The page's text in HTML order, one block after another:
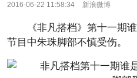
2016-06-22 11:58:34 新浪微博
《非凡搭档》第十一期
节目中朱珠脚部不慎受伤。